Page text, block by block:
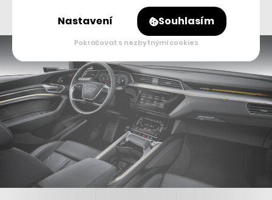
Několik dalších pohledů na SUV Audi e-tron:
Nastavení Souhlasím
Pokračovat s nezbytnými cookies